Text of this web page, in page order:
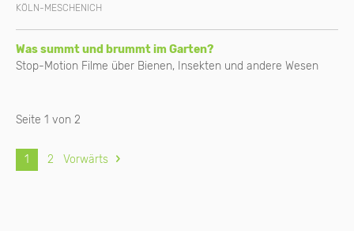
KÖLN-MESCHENICH
Was summt und brummt im Garten?
Stop-Motion Filme über Bienen, Insekten und andere Wesen
Seite 1 von 2
1 2 Vorwärts